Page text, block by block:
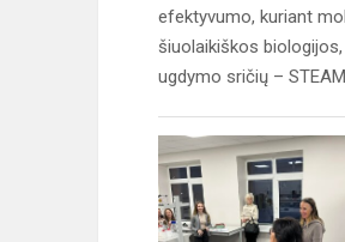
efektyvumo, kuriant
šiuolaikiškos
ugdymo sričių –